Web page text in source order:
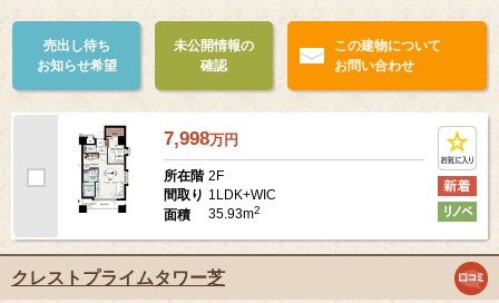
売出し待ち
お知らせ希望
未公開情報の
確認
この建物について
お問い合わせ
7,998万円
所在階 2F
間取り 1LDK+WIC
面積
35.93m2
クレストプライムタワー芝